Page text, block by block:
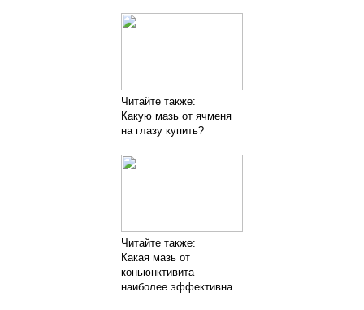
Читайте также:
Какую мазь от ячменя
на глазу купить?
Читайте также:
Какая мазь от
коньюнктивита
наиболее эффективна